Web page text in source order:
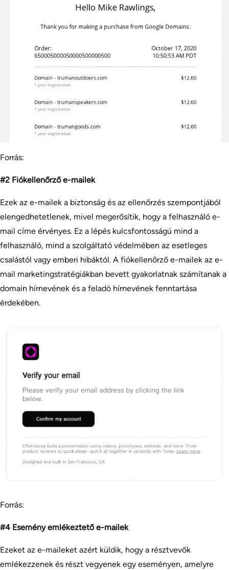
Forrás:
#2 Fiókellenőrző e-mailek
Ezek az e-mailek a biztonság és az ellenőrzés szempontjából
elengedhetetlenek, mivel megerősítik, hogy a felhasználó e-
mail címe érvényes. Ez a lépés kulcsfontosságú mind a
felhasználó, mind a szolgáltató védelmében az esetleges
csalástól vagy emberi hibáktól. A fiókellenőrző e-mailek az e-
mail marketingstratégiákban bevett gyakorlatnak számítanak a
domain hírnevének és a feladó hírnevének fenntartása
érdekében.
Forrás:
#4 Esemény emlékeztető e-mailek
Ezeket az e-maileket azért küldik, hogy a résztvevők
emlékezzenek és részt vegyenek egy eseményen, amelyre